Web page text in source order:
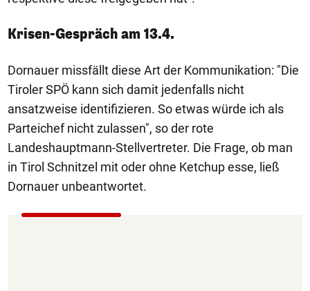
Krisen-Gespräch am 13.4.
Dornauer missfällt diese Art der Kommunikation: "Die
Tiroler SPÖ kann sich damit jedenfalls nicht
ansatzweise identifizieren. So etwas würde ich als
Parteichef nicht zulassen", so der rote
Landeshauptmann-Stellvertreter. Die Frage, ob man
in Tirol Schnitzel mit oder ohne Ketchup esse, ließ
Dornauer unbeantwortet.